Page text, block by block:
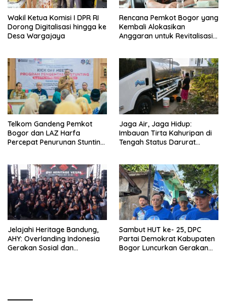
Wakil Ketua Komisi I DPR RI
Dorong Digitalisasi hingga ke
Desa Wargajaya
Rencana Pemkot Bogor yang
Kembali Alokasikan
Anggaran untuk Revitalisasi
Alan Surawijaya
Telkom Gandeng Pemkot
Bogor dan LAZ Harfa
Percepat Penurunan Stunting
Jaga Air, Jaga Hidup:
Imbauan Tirta Kahuripan di
Tengah Status Darurat
Jelajahi Heritage Bandung,
AHY: Overlanding Indonesia
Gerakan Sosial dan
Sambut HUT ke- 25, DPC
Partai Demokrat Kabupaten
Bogor Luncurkan Gerakan